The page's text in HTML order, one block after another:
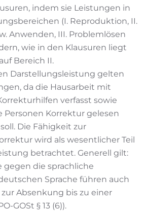
indem sie Leistungen in
(I. Reproduktion, II.
Anwenden, III. Problemlösen
wie in den Klausuren liegt
Bereich II.
Darstellungsleistung gelten
da die Hausarbeit mit
verfasst sowie
Personen Korrektur gelesen
Die Fähigkeit zur
wird als wesentlicher Teil
betrachtet. Generell gilt:
gegen die sprachliche
Sprache führen auch
Absenkung bis zu einer
GOSt § 13 (6)).